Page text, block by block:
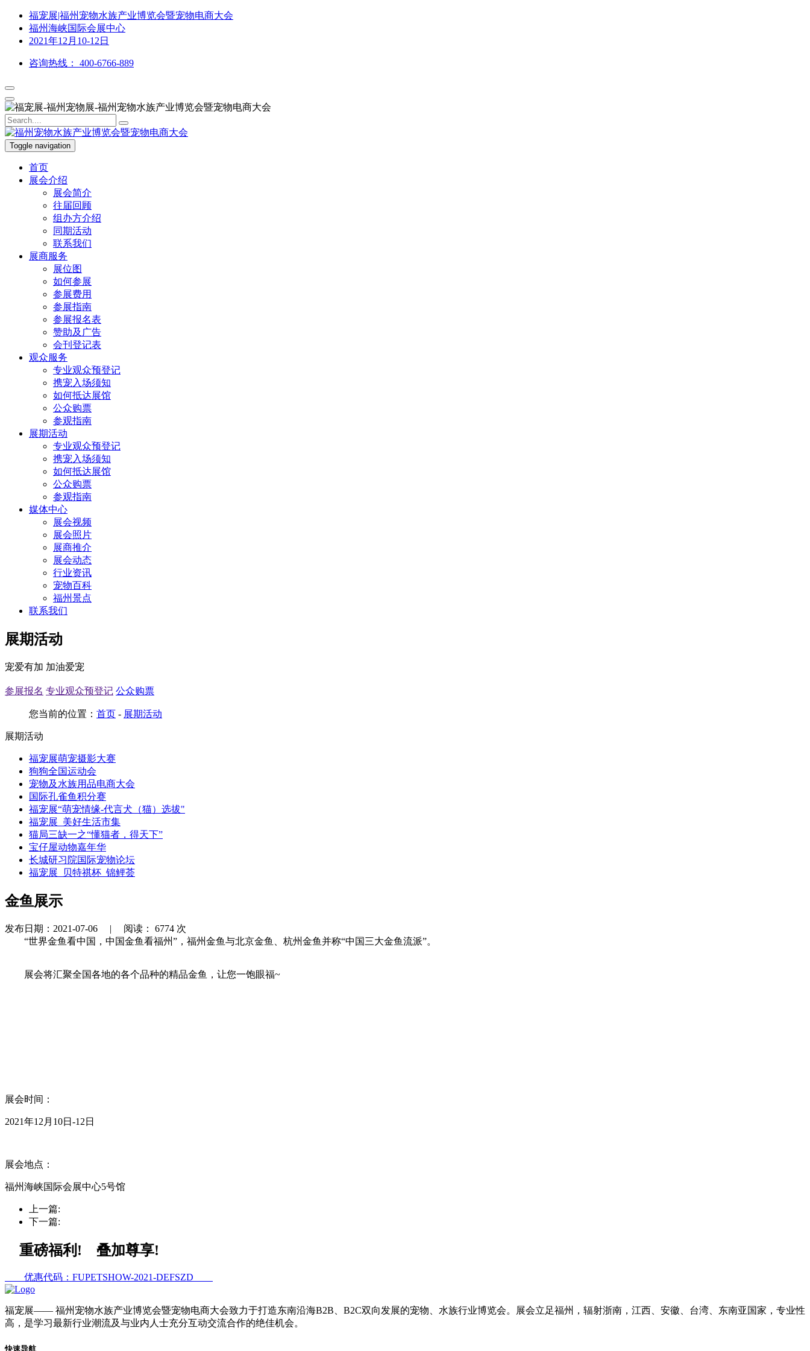
福宠展|福州宠物水族产业博览会暨宠物电商大会
福州海峡国际会展中心
2021年12月10-12日
咨询热线： 400-6766-889
Toggle navigation
首页
展会介绍
展会简介
往届回顾
组办方介绍
同期活动
联系我们
展商服务
展位图
如何参展
参展费用
参展指南
参展报名表
赞助及广告
会刊登记表
观众服务
专业观众预登记
携宠入场须知
如何抵达展馆
公众购票
参观指南
展期活动
专业观众预登记
携宠入场须知
如何抵达展馆
公众购票
参观指南
媒体中心
展会视频
展会照片
展商推介
展会动态
行业资讯
宠物百科
福州景点
联系我们
展期活动
宠爱有加 加油爱宠
参展报名 专业观众预登记 公众购票
您当前的位置： 首页 - 展期活动
展期活动
福宠展萌宠摄影大赛
狗狗全国运动会
宠物及水族用品电商大会
国际孔雀鱼积分赛
福宠展“萌宠情缘-代言犬（猫）选拔"
福宠展_美好生活市集
猫局三缺一之“懂猫者，得天下”
宝仔屋动物嘉年华
长城研习院国际宠物论坛
福宠展_贝特祺杯_锦鲤荟
金鱼展示
发布日期：2021-07-06 | 阅读： 6774 次
“世界金鱼看中国，中国金鱼看福州”，福州金鱼与北京金鱼、杭州金鱼并称“中国三大金鱼流派”。
展会将汇聚全国各地的各个品种的精品金鱼，让您一饱眼福~
展会时间：
2021年12月10日-12日
展会地点：
福州海峡国际会展中心5号馆
上一篇:
下一篇:
重磅福利! 叠加尊享!
优惠代码：FUPETSHOW-2021-DEFSZD
福宠展—— 福州宠物水族产业博览会暨宠物电商大会致力于打造东南沿海B2B、B2C双向发展的宠物、水族行业博览会。展会立足福州，辐射浙南，江西、安徽、台湾、东南亚国家，专业性
高，是学习最新行业潮流及与业内人士充分互动交流合作的绝佳机会。
快速导航